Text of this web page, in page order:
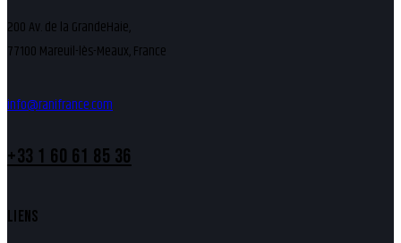
200 Av. de la GrandeHaie,
77100 Mareuil-lès-Meaux, France
info@ranifrance.com
+33 1 60 61 85 36
LIENS